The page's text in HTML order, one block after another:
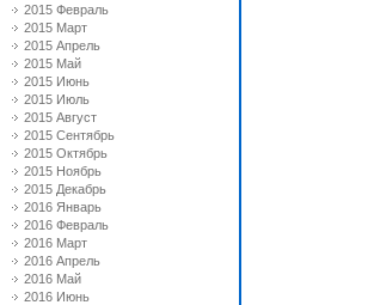
2015 Февраль
2015 Март
2015 Апрель
2015 Май
2015 Июнь
2015 Июль
2015 Август
2015 Сентябрь
2015 Октябрь
2015 Ноябрь
2015 Декабрь
2016 Январь
2016 Февраль
2016 Март
2016 Апрель
2016 Май
2016 Июнь